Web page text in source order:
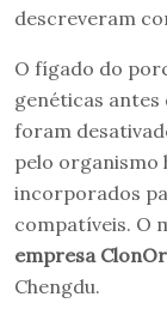
descreveram
O fígado do
genéticas antes
foram
pelo organismo
incorporados
compatíveis. O
empresa
Chengdu.